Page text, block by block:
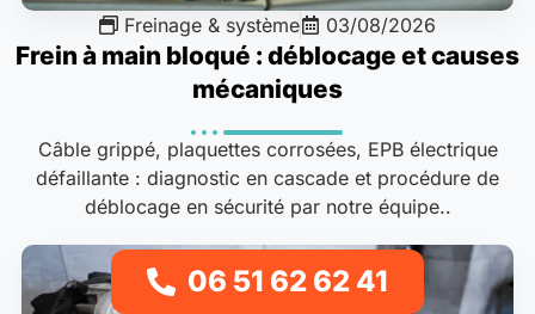
Freinage & système 03/08/2026
Frein à main bloqué : déblocage et causes
mécaniques
Câble grippé, plaquettes corrosées, EPB électrique
défaillante : diagnostic en cascade et procédure de
déblocage en sécurité par notre équipe..
06 51 62 62 41